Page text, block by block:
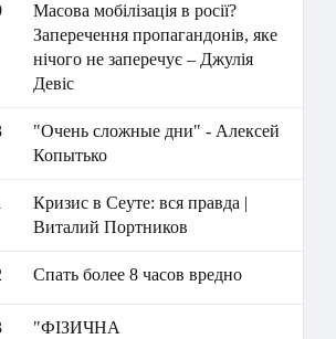
Масова мобілізація в росії?
Заперечення пропагандонів, яке
нічого не заперечує – Джулія
Девіс
"Очень сложные дни" - Алексей
Копытько
Кризис в Сеуте: вся правда |
Виталий Портников
Спать более 8 часов вредно
"ФІЗИЧНА